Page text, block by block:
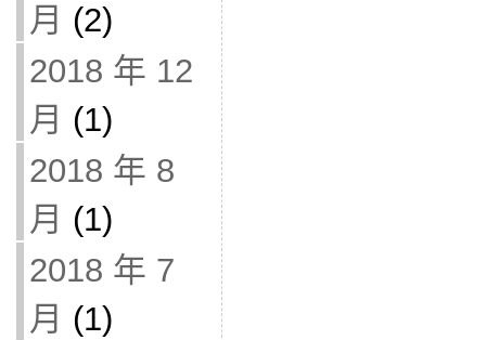
月 (2)
2018 年 12
月 (1)
2018 年 8
月 (1)
2018 年 7
月 (1)